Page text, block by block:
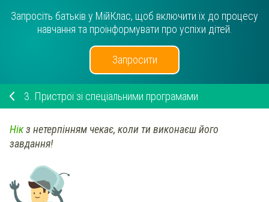
Запросіть батьків у МійКлас, щоб включити їх до процесу
навчання та проінформувати про успіхи дітей.
Запросити
3. Пристрої зі спеціальними програмами
Нікз нетерпінням чекає, коли ти виконаєш його
завдання!